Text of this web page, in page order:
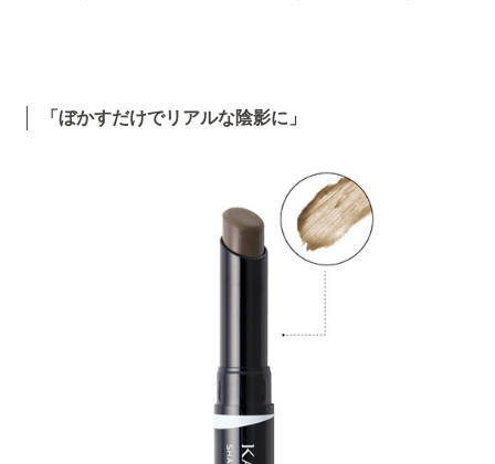
「ぼかすだけでリアルな陰影に」